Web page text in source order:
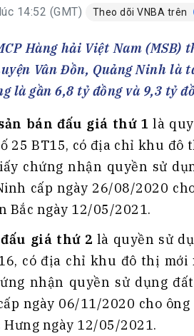
Tin ngành ngân
Đào tạo
Fintech
Tài chính
Đấu giá tài
Thanh toán
Nhà quản trị
Cơ hội việc
14:52 (GMT) Theo dõi VNBA trên
Hàng hải Việt Nam
Vân Đồn, Quảng Ninh là
là gần 6,8 tỷ đồng và 9,3 tỷ
bán đấu giá thứ 1 là
25 BT15, có địa chỉ khu đô
chứng nhận quyền sử
cấp ngày 26/08/2020
Bắc ngày 12/05/2021.
giá thứ 2 là quyền sử
có địa chỉ khu đô thị mới
nhận quyền sử dụng
ngày 06/11/2020 cho
Hưng ngày 12/05/2021.